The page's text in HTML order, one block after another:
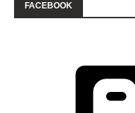
FACEBOOK